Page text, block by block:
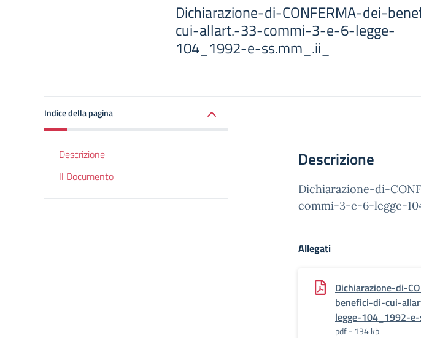
Dichiarazione-di-CONFERMA-dei-
cui-allart.-33-commi-3-e-6-legge-
104_1992-e-ss.mm_.ii_
Indice della pagina
Descrizione
Il Documento
Descrizione
Dichiarazione-di-
commi-3-e-6-legge-
Allegati
Dichiarazione-di-
benefici-di-cui-
legge-104_1992-e-
pdf - 134 kb